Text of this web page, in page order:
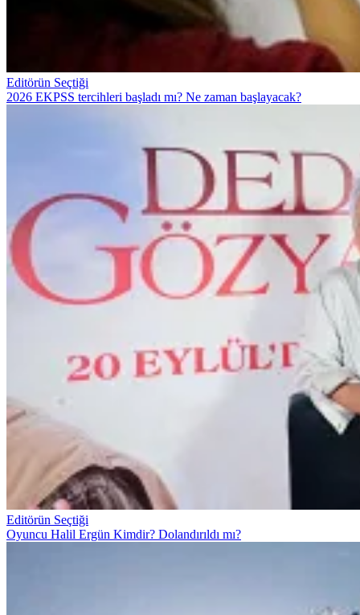
Editörün Seçtiği
2026 EKPSS tercihleri başladı mı? Ne zaman başlayacak?
Editörün Seçtiği
Oyuncu Halil Ergün Kimdir? Dolandırıldı mı?